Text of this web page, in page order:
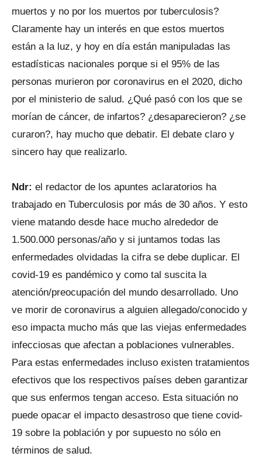
muertos y no por los muertos por tuberculosis?
Claramente hay un interés en que estos muertos
están a la luz, y hoy en día están manipuladas las
estadísticas nacionales porque si el 95% de las
personas murieron por coronavirus en el 2020, dicho
por el ministerio de salud. ¿Qué pasó con los que se
morían de cáncer, de infartos? ¿desaparecieron? ¿se
curaron?, hay mucho que debatir. El debate claro y
sincero hay que realizarlo.
Ndr: el redactor de los apuntes aclaratorios ha
trabajado en Tuberculosis por más de 30 años. Y esto
viene matando desde hace mucho alrededor de
1.500.000 personas/año y si juntamos todas las
enfermedades olvidadas la cifra se debe duplicar. El
covid-19 es pandémico y como tal suscita la
atención/preocupación del mundo desarrollado. Uno
ve morir de coronavirus a alguien allegado/conocido y
eso impacta mucho más que las viejas enfermedades
infecciosas que afectan a poblaciones vulnerables.
Para estas enfermedades incluso existen tratamientos
efectivos que los respectivos países deben garantizar
que sus enfermos tengan acceso. Esta situación no
puede opacar el impacto desastroso que tiene covid-
19 sobre la población y por supuesto no sólo en
términos de salud.